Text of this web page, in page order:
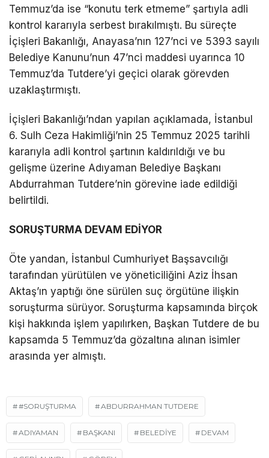
Temmuz’da ise “konutu terk etmeme” şartıyla adli
kontrol kararıyla serbest bırakılmıştı. Bu süreçte
İçişleri Bakanlığı, Anayasa’nın 127’nci ve 5393 sayılı
Belediye Kanunu’nun 47’nci maddesi uyarınca 10
Temmuz’da Tutdere’yi geçici olarak görevden
uzaklaştırmıştı.
İçişleri Bakanlığı’ndan yapılan açıklamada, İstanbul
6. Sulh Ceza Hakimliği’nin 25 Temmuz 2025 tarihli
kararıyla adli kontrol şartının kaldırıldığı ve bu
gelişme üzerine Adıyaman Belediye Başkanı
Abdurrahman Tutdere’nin görevine iade edildiği
belirtildi.
SORUŞTURMA DEVAM EDİYOR
Öte yandan, İstanbul Cumhuriyet Başsavcılığı
tarafından yürütülen ve yöneticiliğini Aziz İhsan
Aktaş’ın yaptığı öne sürülen suç örgütüne ilişkin
soruşturma sürüyor. Soruşturma kapsamında birçok
kişi hakkında işlem yapılırken, Başkan Tutdere de bu
kapsamda 5 Temmuz’da gözaltına alınan isimler
arasında yer almıştı.
#SORUŞTURMA ABDURRAHMAN TUTDERE
ADIYAMAN BAŞKANI BELEDIYE DEVAM